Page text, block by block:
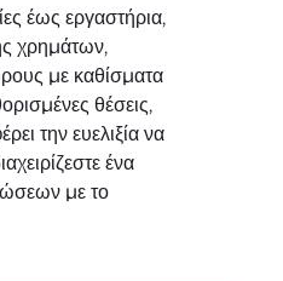
έως εργαστήρια,
χρημάτων,
με καθίσματα
θέσεις,
την ευελιξία να
ένα
με το